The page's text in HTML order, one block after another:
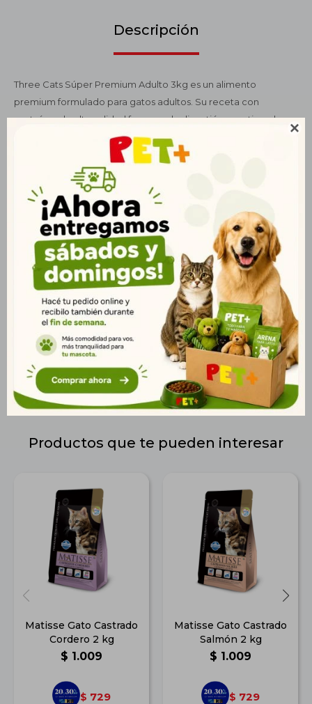

Descripción
Three Cats Súper Premium Adulto 3kg es un alimento
premium formulado para gatos adultos. Su receta con
proteínas de alta calidad favorece la digestión, mantiene la
masa muscular y proporciona la energía necesaria para
mantener a tu gato saludable y activo. Enriquecido con
Omega 3 y 6, favorece la salud de la piel y promueve un pelaje
brillante. Además, su fórmula con glucosamina y condroitina
apoya la salud articular, favoreciendo la movilidad y
reduciendo el riesgo de desgaste articular. Los prebióticos y
fibras naturales favorecen una digestión eficiente y mejoran la
absorción de nutrientes esenciales. Las vitaminas y minerales
refuerzan el sistema inmunológico, asegurando la vitalidad y el
bienestar general de tu gato. Ideal para gatos adultos que
necesitan una nutrición completa y equilibrada para
mantenerse saludables, activos y con energía durante todo el
día. Presentación: Bolsa de 3kg. Entrega rápida en
Montevideo y todo Uruguay.
Productos que te pueden interesar
Matisse Gato Castrado
Cordero 2 kg
$ 1.009
$ 729
Matisse Gato Castrado
Salmón 2 kg
$ 1.009
$ 729